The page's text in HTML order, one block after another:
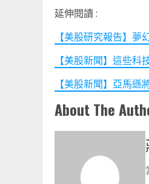
延伸閱讀 :
【美股研究報告】
【美股新聞】這些
【美股新聞】亞馬
About The